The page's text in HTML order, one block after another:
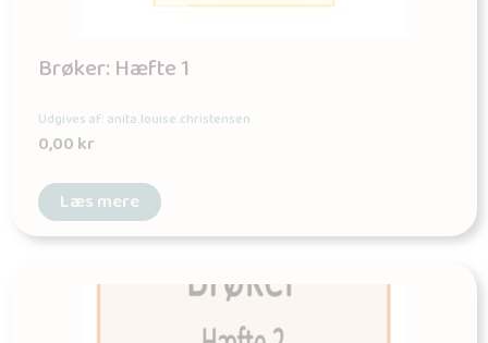
Brøker: Hæfte 1
Udgives af: anita.louise.christensen
0,00kr
Læs mere